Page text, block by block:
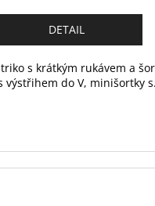
DETAIL
s krátkým rukávem a
výstřihem do V, minišortky